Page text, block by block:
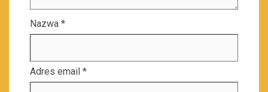
Nazwa *
Adres email *